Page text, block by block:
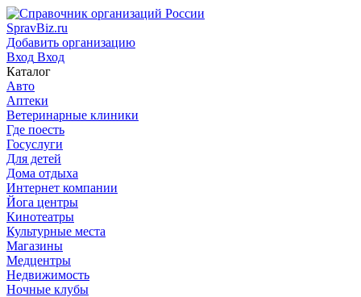
SpravBiz.ru
Добавить организацию
Вход Вход
Каталог
Авто
Аптеки
Ветеринарные клиники
Где поесть
Госуслуги
Для детей
Дома отдыха
Интернет компании
Йога центры
Кинотеатры
Культурные места
Магазины
Медцентры
Недвижимость
Ночные клубы